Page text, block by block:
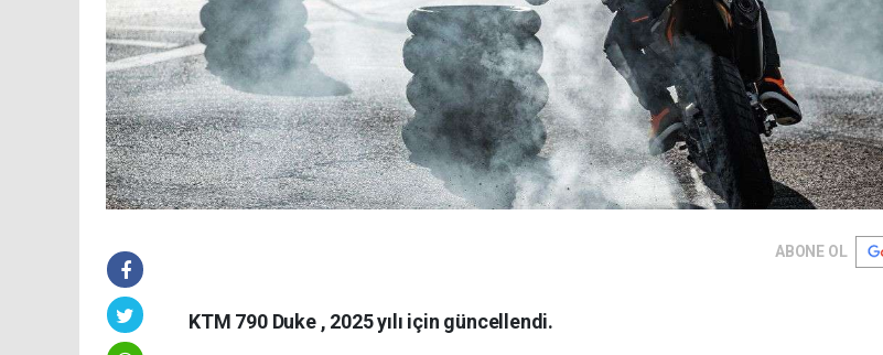
ABONE OL
KTM 790 Duke , 2025 yılı için güncellendi.